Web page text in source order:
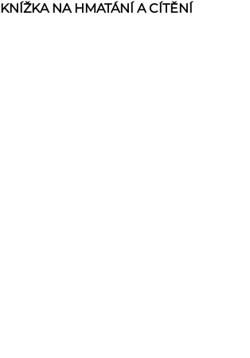
KNÍŽKA NA HMATÁNÍ A CÍTĚNÍ